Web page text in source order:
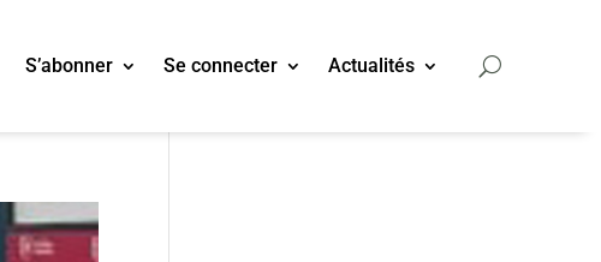
S’abonner Se connecter Actualités